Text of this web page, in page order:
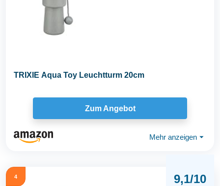
TRIXIE Aqua Toy Leuchtturm 20cm
Zum Angebot
Mehr anzeigen ⏷
4 9,1/10